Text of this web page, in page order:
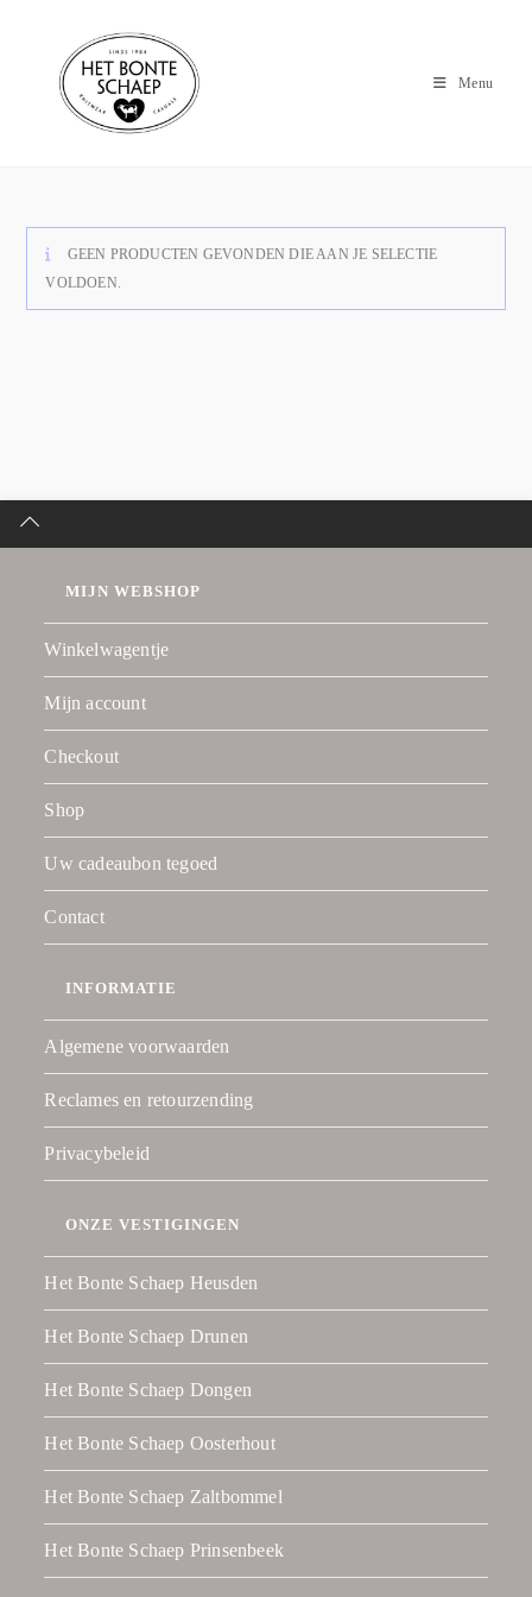
Menu
GEEN PRODUCTEN GEVONDEN DIE AAN JE SELECTIE
VOLDOEN.
MIJN WEBSHOP
Winkelwagentje
Mijn account
Checkout
Shop
Uw cadeaubon tegoed
Contact
INFORMATIE
Algemene voorwaarden
Reclames en retourzending
Privacybeleid
ONZE VESTIGINGEN
Het Bonte Schaep Heusden
Het Bonte Schaep Drunen
Het Bonte Schaep Dongen
Het Bonte Schaep Oosterhout
Het Bonte Schaep Zaltbommel
Het Bonte Schaep Prinsenbeek